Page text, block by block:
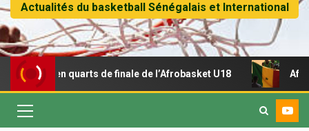
Actualités du basketball Sénégalais et International
en quarts de finale de l’Afrobasket U18 Afrobasket